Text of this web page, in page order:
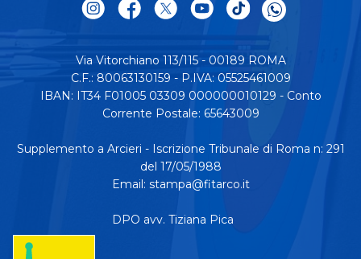
Via Vitorchiano 113/115 - 00189 ROMA
C.F.: 80063130159 - P.IVA: 05525461009
IBAN: IT34 F01005 03309 000000010129 - Conto
Corrente Postale: 65643009
Supplemento a Arcieri - Iscrizione Tribunale di Roma n: 291
del 17/05/1988
Email: stampa@fitarco.it
DPO avv. Tiziana Pica